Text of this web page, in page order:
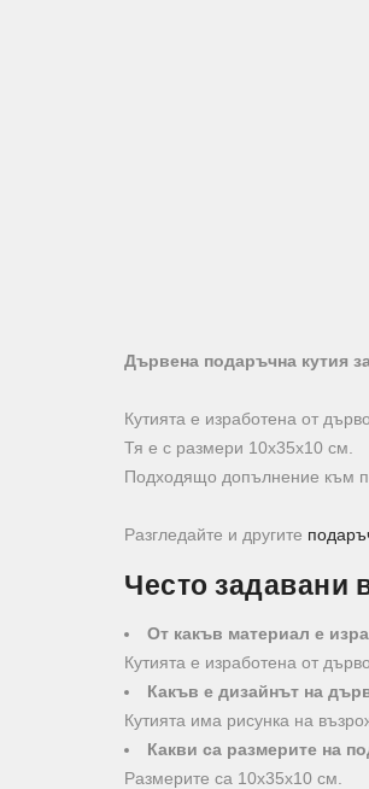
Дървена подаръчна кутия
Кутията е изработена от
Тя е с размери 10х35х10 см.
Подходящо допълнение към
Разгледайте и другите
Често задавани
От какъв материал е
Кутията е изработена от дърво.
Какъв е дизайнът на
Кутията има рисунка на
Какви са размерите на
Размерите са 10х35х10 см.